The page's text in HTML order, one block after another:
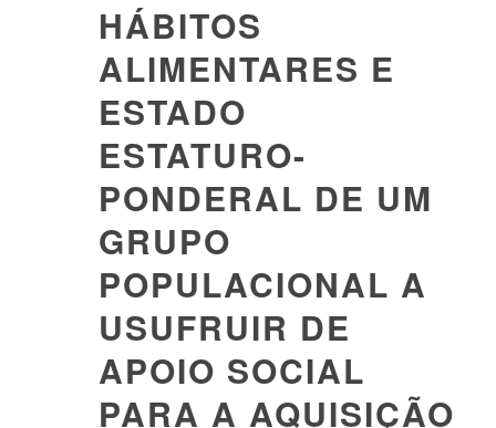
HÁBITOS
ALIMENTARES E
ESTADO
ESTATURO-
PONDERAL DE UM
GRUPO
POPULACIONAL A
USUFRUIR DE
APOIO SOCIAL
PARA A AQUISIÇÃO